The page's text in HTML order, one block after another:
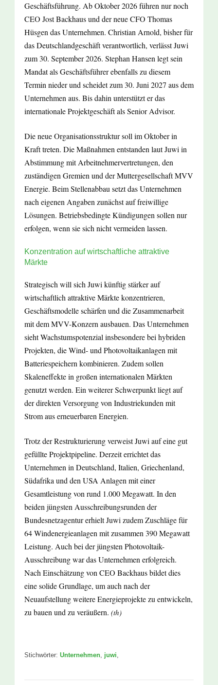
Geschäftsführung. Ab Oktober 2026 führen nur noch
CEO Jost Backhaus und der neue CFO Thomas
Hüsgen das Unternehmen. Christian Arnold, bisher für
das Deutschlandgeschäft verantwortlich, verlässt Juwi
zum 30. September 2026. Stephan Hansen legt sein
Mandat als Geschäftsführer ebenfalls zu diesem
Termin nieder und scheidet zum 30. Juni 2027 aus dem
Unternehmen aus. Bis dahin unterstützt er das
internationale Projektgeschäft als Senior Advisor.
Die neue Organisationsstruktur soll im Oktober in
Kraft treten. Die Maßnahmen entstanden laut Juwi in
Abstimmung mit Arbeitnehmervertretungen, den
zuständigen Gremien und der Muttergesellschaft MVV
Energie. Beim Stellenabbau setzt das Unternehmen
nach eigenen Angaben zunächst auf freiwillige
Lösungen. Betriebsbedingte Kündigungen sollen nur
erfolgen, wenn sie sich nicht vermeiden lassen.
Konzentration auf wirtschaftliche attraktive
Märkte
Strategisch will sich Juwi künftig stärker auf
wirtschaftlich attraktive Märkte konzentrieren,
Geschäftsmodelle schärfen und die Zusammenarbeit
mit dem MVV-Konzern ausbauen. Das Unternehmen
sieht Wachstumspotenzial insbesondere bei hybriden
Projekten, die Wind- und Photovoltaikanlagen mit
Batteriespeichern kombinieren. Zudem sollen
Skaleneffekte in großen internationalen Märkten
genutzt werden. Ein weiterer Schwerpunkt liegt auf
der direkten Versorgung von Industriekunden mit
Strom aus erneuerbaren Energien.
Trotz der Restrukturierung verweist Juwi auf eine gut
gefüllte Projektpipeline. Derzeit errichtet das
Unternehmen in Deutschland, Italien, Griechenland,
Südafrika und den USA Anlagen mit einer
Gesamtleistung von rund 1.000 Megawatt. In den
beiden jüngsten Ausschreibungsrunden der
Bundesnetzagentur erhielt Juwi zudem Zuschläge für
64 Windenergieanlagen mit zusammen 390 Megawatt
Leistung. Auch bei der jüngsten Photovoltaik-
Ausschreibung war das Unternehmen erfolgreich.
Nach Einschätzung von CEO Backhaus bildet dies
eine solide Grundlage, um auch nach der
Neuaufstellung weitere Energieprojekte zu entwickeln,
zu bauen und zu veräußern. (th)
Stichwörter: Unternehmen, juwi,